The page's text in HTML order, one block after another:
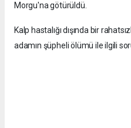
Morgu'na götürüldü.
Kalp hastalığı dışında bir
adamın şüpheli ölümü ile ilgili